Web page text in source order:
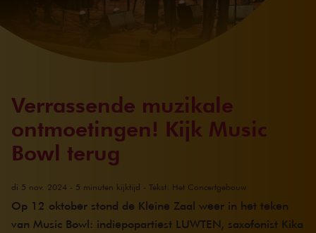
Verrassende muzikale
ontmoetingen! Kijk Music
Bowl terug
di 5 nov. 2024 - 5 minuten kijktijd - Tekst: Het Concertgebouw
Op 12 oktober stond de Kleine Zaal weer in het teken
van Music Bowl: indiepopartiest LUWTEN, saxofonist Kika